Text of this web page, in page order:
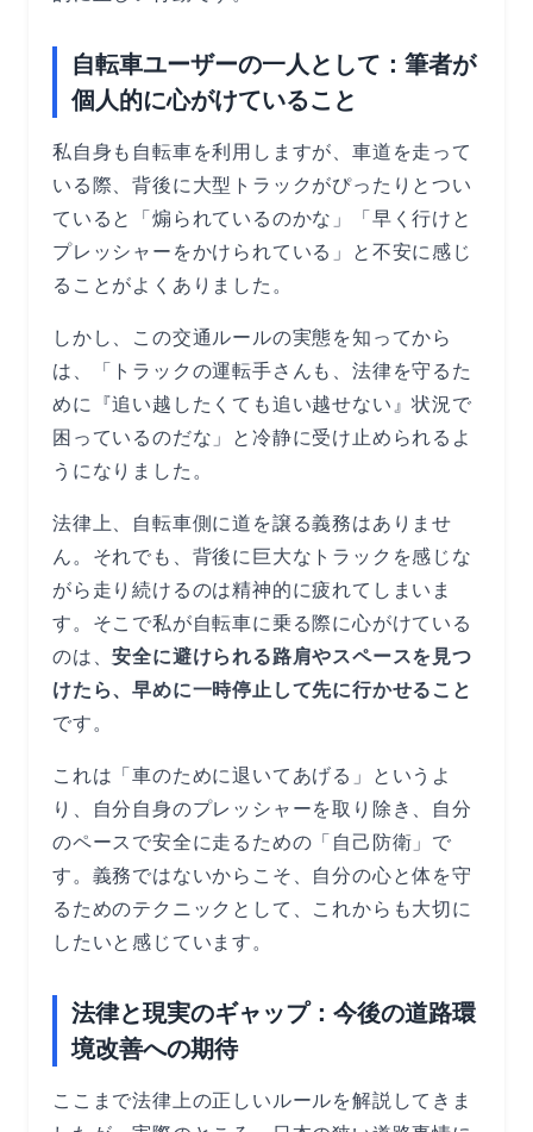
自転車ユーザーの一人として：筆者が
個人的に心がけていること
私自身も自転車を利用しますが、車道を走って
いる際、背後に大型トラックがぴったりとつい
ていると「煽られているのかな」「早く行けと
プレッシャーをかけられている」と不安に感じ
ることがよくありました。
しかし、この交通ルールの実態を知ってから
は、「トラックの運転手さんも、法律を守るた
めに『追い越したくても追い越せない』状況で
困っているのだな」と冷静に受け止められるよ
うになりました。
法律上、自転車側に道を譲る義務はありませ
ん。それでも、背後に巨大なトラックを感じな
がら走り続けるのは精神的に疲れてしまいま
す。そこで私が自転車に乗る際に心がけている
のは、安全に避けられる路肩やスペースを見つ
けたら、早めに一時停止して先に行かせること
です。
これは「車のために退いてあげる」というよ
り、自分自身のプレッシャーを取り除き、自分
のペースで安全に走るための「自己防衛」で
す。義務ではないからこそ、自分の心と体を守
るためのテクニックとして、これからも大切に
したいと感じています。
法律と現実のギャップ：今後の道路環
境改善への期待
ここまで法律上の正しいルールを解説してきま